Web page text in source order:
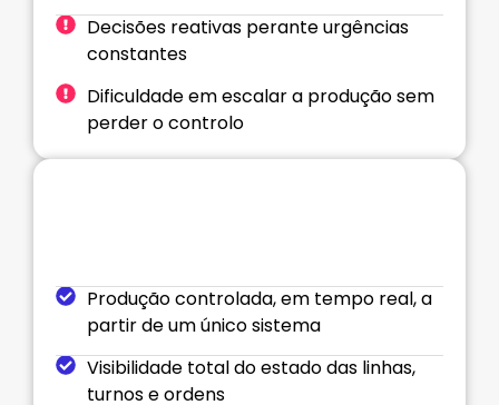
Decisões reativas perante urgências
constantes
Dificuldade em escalar a produção sem
perder o controlo
Produção controlada, em tempo real, a
partir de um único sistema
Visibilidade total do estado das linhas,
turnos e ordens